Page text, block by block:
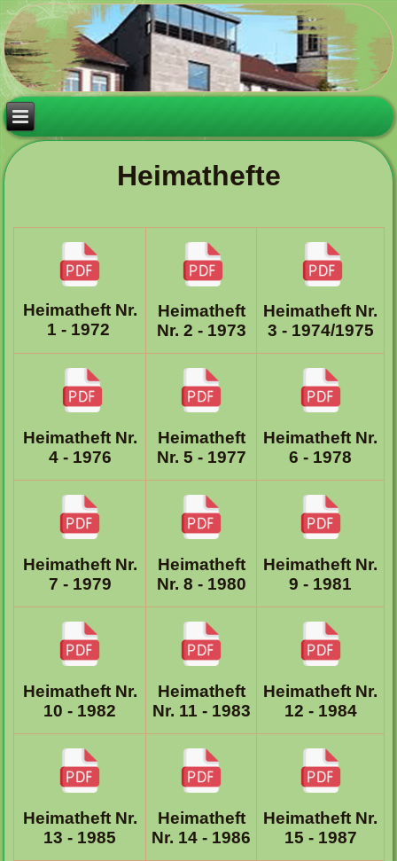
Heimathefte
Heimatheft Nr.
1 - 1972
Heimatheft
Nr. 2 - 1973
Heimatheft Nr.
3 - 1974/1975
Heimatheft Nr.
4 - 1976
Heimatheft
Nr. 5 - 1977
Heimatheft Nr.
6 - 1978
Heimatheft Nr.
7 - 1979
Heimatheft
Nr. 8 - 1980
Heimatheft Nr.
9 - 1981
Heimatheft Nr.
10 - 1982
Heimatheft
Nr. 11 - 1983
Heimatheft Nr.
12 - 1984
Heimatheft Nr.
13 - 1985
Heimatheft
Nr. 14 - 1986
Heimatheft Nr.
15 - 1987